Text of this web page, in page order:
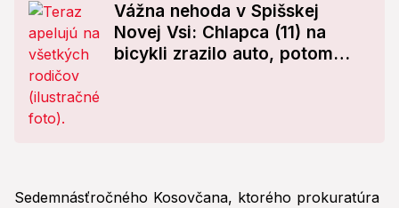
Vážna nehoda v Spišskej
Novej Vsi: Chlapca (11) na
bicykli zrazilo auto, potom
Sedemnásťročného Kosovčana, ktorého prokuratúra